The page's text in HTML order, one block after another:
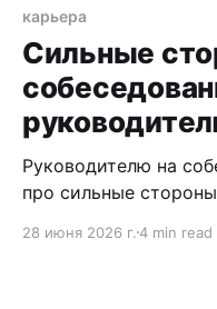
карьера
Сильные
Руководителю на
про сильные
против вас: это
28 июня 2026 г. 4 min read